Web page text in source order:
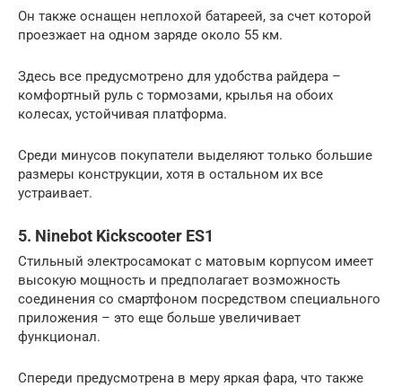
Он также оснащен неплохой батареей, за счет которой
проезжает на одном заряде около 55 км.
Здесь все предусмотрено для удобства райдера –
комфортный руль с тормозами, крылья на обоих
колесах, устойчивая платформа.
Среди минусов покупатели выделяют только большие
размеры конструкции, хотя в остальном их все
устраивает.
5. Ninebot Kickscooter ES1
Стильный электросамокат с матовым корпусом имеет
высокую мощность и предполагает возможность
соединения со смартфоном посредством специального
приложения – это еще больше увеличивает
функционал.
Спереди предусмотрена в меру яркая фара, что также